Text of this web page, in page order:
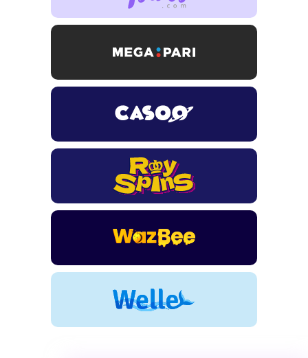
TSARS
חבילת קבלת פנים: בונוס 100% עד 300€ + 100 ספיני בונוס על
ההפקדה הראשונה
CASOO
בונוס מתגלגל עד 2,000 ₪ + 200 ספינים חינם לשחקנים